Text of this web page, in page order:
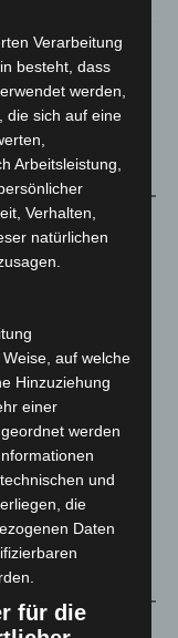
Polizei sucht
Verarbeitung
besteht, dass
werden,
die sich auf eine
Arbeitsleistung,
Verhalten,
natürlichen
auf welche
Hinzuziehung
einer
werden
und
die
Daten
für die